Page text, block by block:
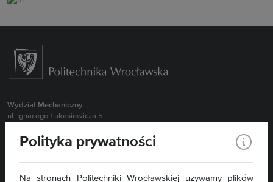
Wydział Mechaniczny
ul. Ignacego Łukasiewicza 5
Obsługa Studentów Stacjonarnych 71 320 27 55 (MBM, BI, NIS oraz
Obsługa Studentów Stacjonarnych 71 320 43 94 ( MTR, RiAP)
Polityka prywatności
Na stronach Politechniki Wrocławskiej używamy plików